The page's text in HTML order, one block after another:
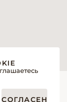
СОГЛАСЕН